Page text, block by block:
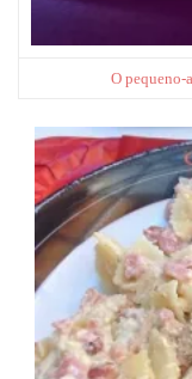
O pequeno-